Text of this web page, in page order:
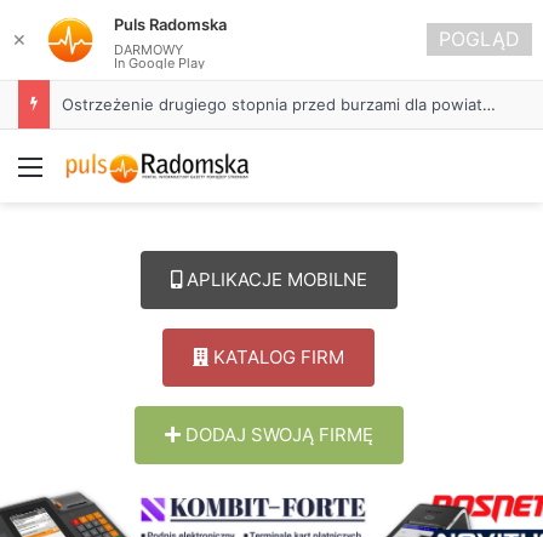
Ostrzeżenie drugiego stopnia przed burzami dla powiatu radomszczańskiego
Menu
APLIKACJE MOBILNE
KATALOG FIRM
DODAJ SWOJĄ FIRMĘ
✕
Puls Radomska
DARMOWY
In Google Play
POGLĄD